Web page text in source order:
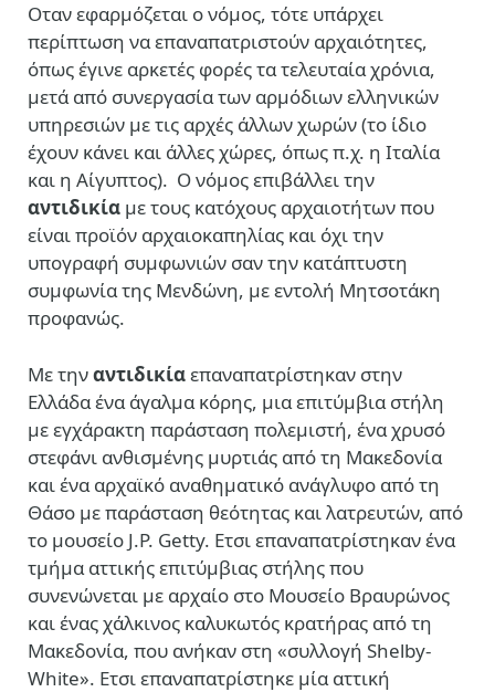
Οταν εφαρμόζεται ο νόμος, τότε υπάρχει
περίπτωση να επαναπατριστούν αρχαιότητες,
όπως έγινε αρκετές φορές τα τελευταία χρόνια,
μετά από συνεργασία των αρμόδιων ελληνικών
υπηρεσιών με τις αρχές άλλων χωρών (το ίδιο
έχουν κάνει και άλλες χώρες, όπως π.χ. η Ιταλία
και η Αίγυπτος). Ο νόμος επιβάλλει την
αντιδικία με τους κατόχους αρχαιοτήτων που
είναι προϊόν αρχαιοκαπηλίας και όχι την
υπογραφή συμφωνιών σαν την κατάπτυστη
συμφωνία της Μενδώνη, με εντολή Μητσοτάκη
προφανώς.
Με τηναντιδικίαεπαναπατρίστηκαν στην
Ελλάδα ένα άγαλμα κόρης, μια επιτύμβια στήλη
με εγχάρακτη παράσταση πολεμιστή, ένα χρυσό
στεφάνι ανθισμένης μυρτιάς από τη Μακεδονία
και ένα αρχαϊκό αναθηματικό ανάγλυφο από τη
Θάσο με παράσταση θεότητας και λατρευτών, από
το μουσείο J.P. Getty. Ετσι επαναπατρίστηκαν ένα
τμήμα αττικής επιτύμβιας στήλης που
συνενώνεται με αρχαίο στο Μουσείο Βραυρώνος
και ένας χάλκινος καλυκωτός κρατήρας από τη
Μακεδονία, που ανήκαν στη «συλλογή Shelby-
White». Ετσι επαναπατρίστηκε μία αττική